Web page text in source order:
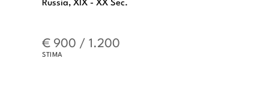
€ 900 / 1.200
STIMA